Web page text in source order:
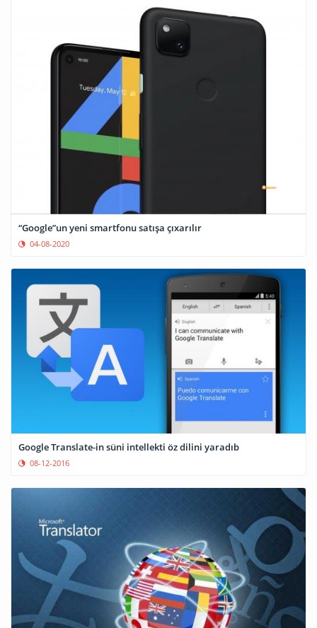
“Google”un yeni smartfonu satışa çıxarılır
04-08-2020
Google Translate-in süni intellekti öz dilini yaradıb
08-12-2016